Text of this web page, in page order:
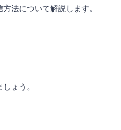
法について解説します。
ょう。